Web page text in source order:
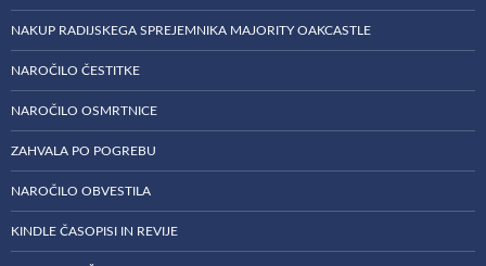
NAKUP RADIJSKEGA SPREJEMNIKA MAJORITY OAKCASTLE
NAROČILO ČESTITKE
NAROČILO OSMRTNICE
ZAHVALA PO POGREBU
NAROČILO OBVESTILA
KINDLE ČASOPISI IN REVIJE